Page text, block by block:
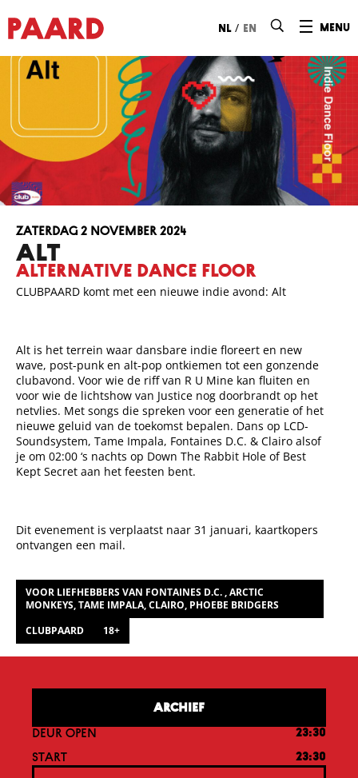
menu
nl / en
ALT
Alternative Dance Floor
zaterdag 2 november 2024
CLUBPAARD komt met een nieuwe indie avond: Alt
Alt is het terrein waar dansbare indie floreert en new
wave, post-punk en alt-pop ontkiemen tot een gonzende
clubavond. Voor wie de riff van R U Mine kan fluiten en
voor wie de lichtshow van Justice nog doorbrandt op het
netvlies. Met songs die spreken voor een generatie of het
nieuwe geluid van de toekomst bepalen. Dans op LCD-
Soundsystem, Tame Impala, Fontaines D.C. & Clairo alsof
je om 02:00 ‘s nachts op Down The Rabbit Hole of Best
Kept Secret aan het feesten bent.
Dit evenement is verplaatst naar 31 januari, kaartkopers
ontvangen een mail.
VOOR LIEFHEBBERS VAN FONTAINES D.C. , ARCTIC
MONKEYS, TAME IMPALA, CLAIRO, PHOEBE BRIDGERS
CLUBPAARD
18+
ARCHIEF
DEUR OPEN 23:30
START 23:30